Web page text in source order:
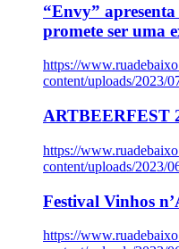
“Envy”
promete ser uma
https://
content/uploads/2023/
ARTBEERFEST
https://
content/uploads/2023/
Festival Vinhos
https://